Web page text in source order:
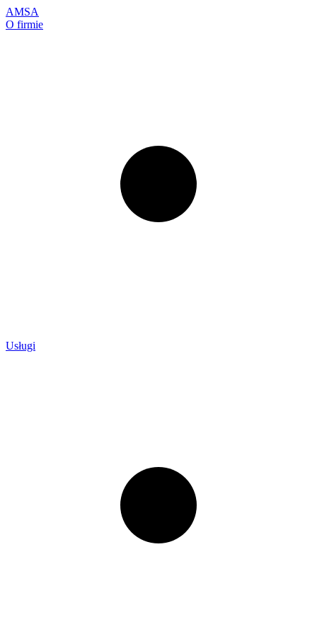
AMSA
O firmie
Usługi